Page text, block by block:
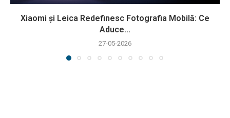
Xiaomi și Leica Redefinesc Fotografia Mobilă: Ce
Aduce...
27-05-2026